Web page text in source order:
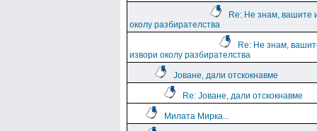
Re: Не знам, вашите
околу разбирателства
Re: Не знам,
извори околу разбирателства
Јоване, дали отскокнавме
Re: Јоване, дали отскокнавме
Милата Мирка...